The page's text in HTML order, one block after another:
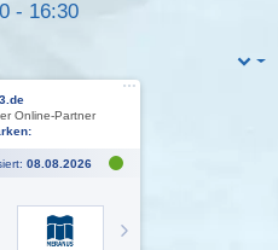
- 16:30